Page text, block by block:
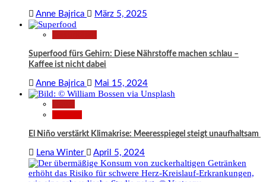
Anne Bajrica März 5, 2025
Superfood fürs Gehirn: Diese Nährstoffe machen schlau –
Kaffee ist nicht dabei
Anne Bajrica Mai 15, 2024
El Niño verstärkt Klimakrise: Meeresspiegel steigt unaufhaltsam
Lena Winter April 5, 2024